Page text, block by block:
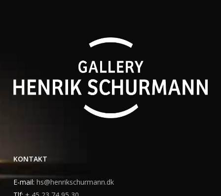
KONTAKT
E-mail: hs@henrikschurmann.dk